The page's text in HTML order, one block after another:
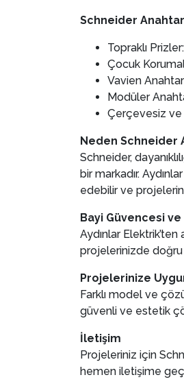
Schneider
Topraklı
Çocuk
Vavien
Modüler
Çerçevesiz
Neden Schneider
Schneider,
bir markadır.
edebilir ve
Bayi Güvencesi
Aydınlar
projelerinizde doğru
Projelerinize
Farklı model ve
güvenli ve estetik
İletişim
Projeleriniz için
hemen iletişime